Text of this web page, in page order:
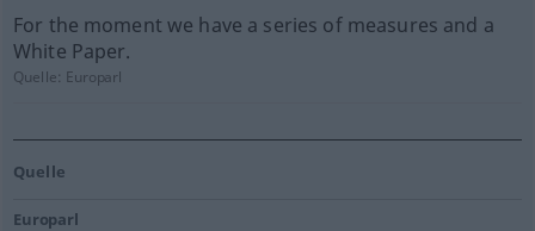
For the moment we have a series of measures and a
White Paper.
Quelle: Europarl
Quelle
Europarl